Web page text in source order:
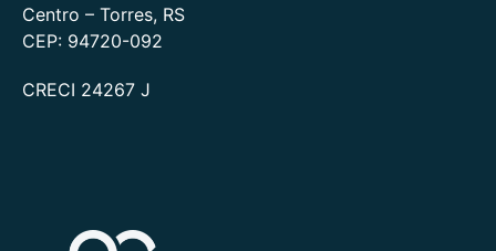
Centro – Torres, RS
CEP: 94720-092
CRECI 24267 J